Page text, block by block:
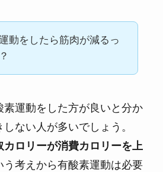
動をしたら筋肉が減るっ
運動をした方が良いと分か
ない人が多いでしょう。
カロリーが消費カロリーを上
う考えから有酸素運動は必要